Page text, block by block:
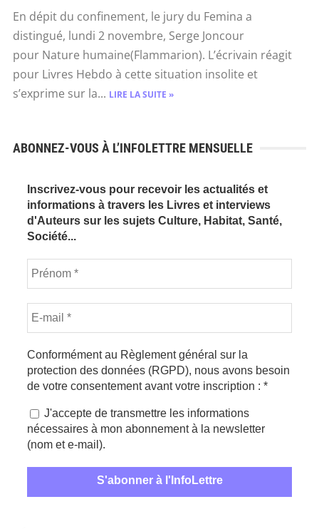
En dépit du confinement, le jury du Femina a
distingué, lundi 2 novembre, Serge Joncour
pour Nature humaine(Flammarion). L’écrivain réagit
pour Livres Hebdo à cette situation insolite et
s’exprime sur la... LIRE LA SUITE »
ABONNEZ-VOUS À L’INFOLETTRE MENSUELLE
Inscrivez-vous pour recevoir les actualités et
informations à travers les Livres et interviews
d'Auteurs sur les sujets Culture, Habitat, Santé,
Société...
Conformément au Règlement général sur la
protection des données (RGPD), nous avons besoin
de votre consentement avant votre inscription : *
J'accepte de transmettre les informations
nécessaires à mon abonnement à la newsletter
(nom et e-mail).